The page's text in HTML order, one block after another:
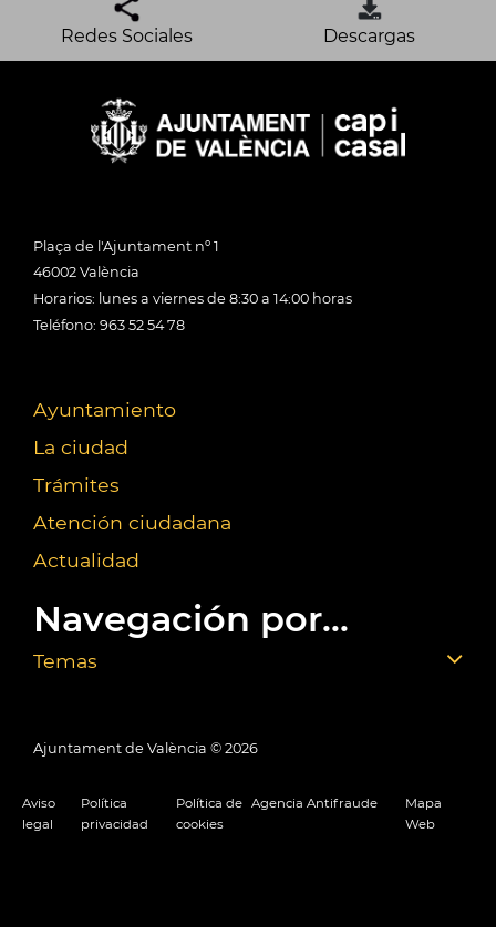
Redes Sociales Descargas
Plaça de l'Ajuntament nº 1
46002 València
Horarios: lunes a viernes de 8:30 a 14:00 horas
Teléfono: 963 52 54 78
Ayuntamiento
La ciudad
Trámites
Atención ciudadana
Actualidad
Navegación por...
Temas
Ajuntament de València © 2026
Aviso
legal
Política
privacidad
Política de
cookies
Agencia Antifraude
Mapa
Web